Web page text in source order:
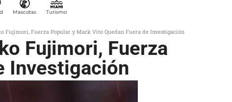
Mascotas Turismo
Fujimori, Fuerza Popular y Mark Vito Quedan Fuera de Investigación
Fujimori, Fuerza
Investigación